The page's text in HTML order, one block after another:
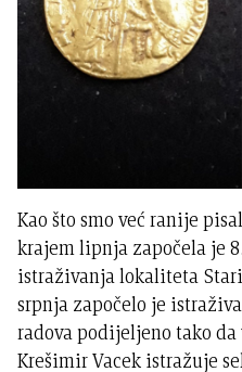
Kao što smo već ranije
krajem lipnja započela je
istraživanja lokaliteta
srpnja započelo je
radova podijeljeno tako
Krešimir Vacek istražuje